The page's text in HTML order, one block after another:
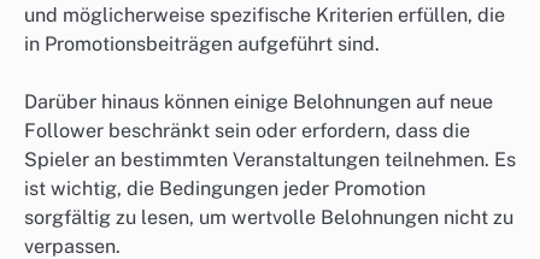
und möglicherweise spezifische Kriterien erfüllen, die
in Promotionsbeiträgen aufgeführt sind.
Darüber hinaus können einige Belohnungen auf neue
Follower beschränkt sein oder erfordern, dass die
Spieler an bestimmten Veranstaltungen teilnehmen. Es
ist wichtig, die Bedingungen jeder Promotion
sorgfältig zu lesen, um wertvolle Belohnungen nicht zu
verpassen.